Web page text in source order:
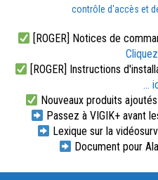
contrôle d'accès et
[ROGER] Notices de
[ROGER] Instructions
...
Nouveaux produits
Passez à VIGIK+ avant
Lexique sur la
Document pour